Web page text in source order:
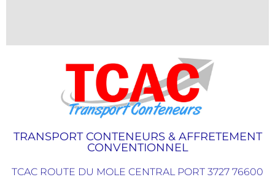
TRANSPORT CONTENEURS & AFFRETEMENT
CONVENTIONNEL
TCAC ROUTE DU MOLE CENTRAL PORT 3727 76600